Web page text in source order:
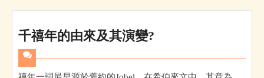
千禧年的由來及其演變?